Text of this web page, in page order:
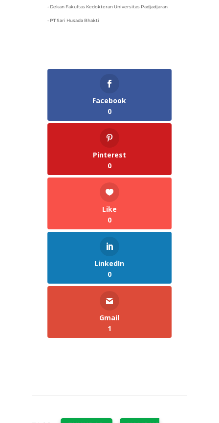
• Dekan Fakultas Kedokteran Universitas Padjadjaran
• PT Sari Husada Bhakti
Facebook
0
Pinterest
0
Like
0
LinkedIn
0
Gmail
1